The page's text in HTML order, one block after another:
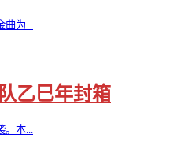
为...
乙巳年封箱
。本...